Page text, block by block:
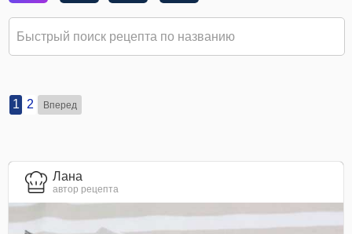
1 2 Вперед
Лана
автор рецепта